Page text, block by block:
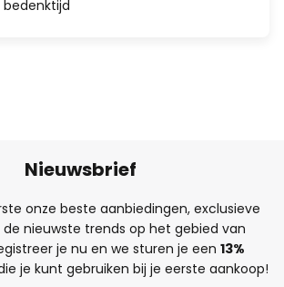
Nieuwsbrief
onze beste aanbiedingen, exclusieve
nieuwste trends op het gebied van
je nu en we sturen je een 13%
je kunt gebruiken bij je eerste aankoop!